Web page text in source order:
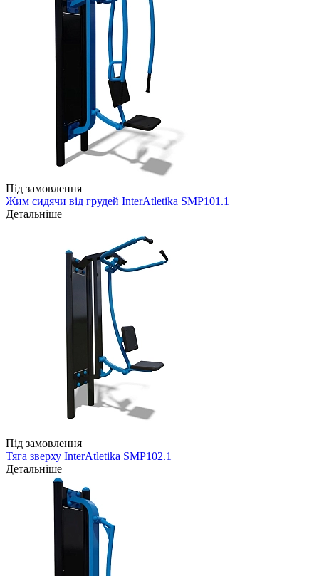
Під замовлення
Жим сидячи від грудей InterAtletika SMP101.1
Детальніше
Під замовлення
Тяга зверху InterAtletika SMP102.1
Детальніше